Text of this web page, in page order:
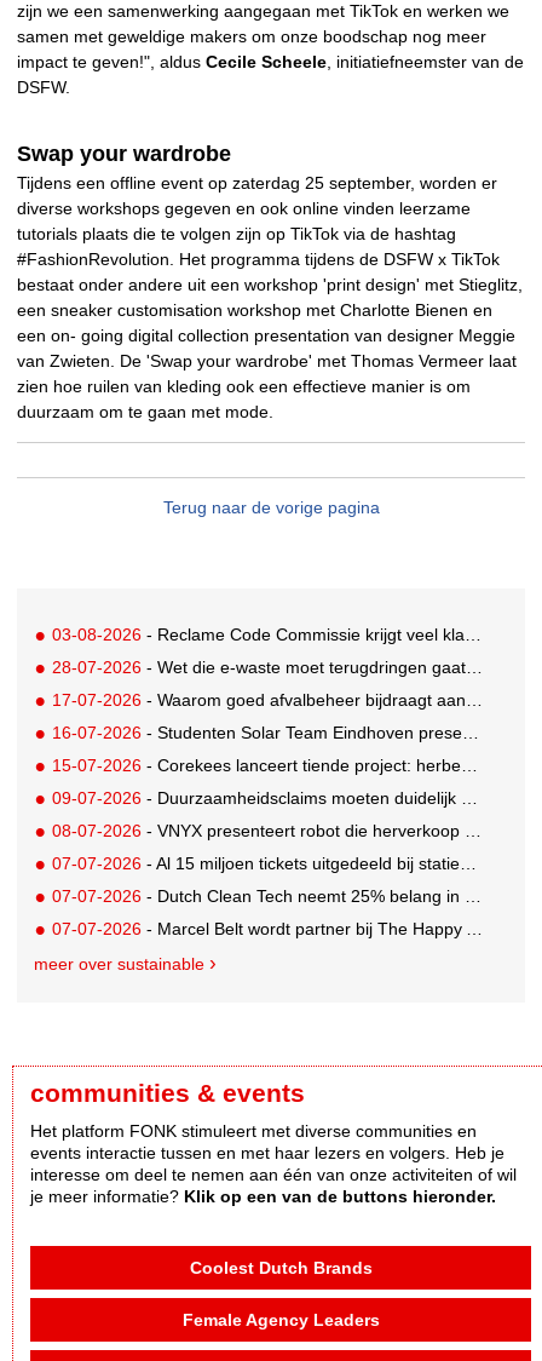
zijn we een samenwerking aangegaan met TikTok en werken we
samen met geweldige makers om onze boodschap nog meer
impact te geven!", aldus Cecile Scheele , initiatiefneemster van de
DSFW.
Swap your wardrobe
Tijdens een offline event op zaterdag 25 september, worden er
diverse workshops gegeven en ook online vinden leerzame
tutorials plaats die te volgen zijn op TikTok via de hashtag
#FashionRevolution. Het programma tijdens de DSFW x TikTok
bestaat onder andere uit een workshop 'print design' met Stieglitz,
een sneaker customisation workshop met Charlotte Bienen en
een on- going digital collection presentation van designer Meggie
van Zwieten. De 'Swap your wardrobe' met Thomas Vermeer laat
zien hoe ruilen van kleding ook een effectieve manier is om
duurzaam om te gaan met mode.
Terug naar de vorige pagina
03-08-2026 - Reclame Code Commissie krijgt veel klachten over duurzaamheidsclaims
28-07-2026 - Wet die e-waste moet terugdringen gaat in, maar veel Nederlanders hebben er nog nooit van gehoord
17-07-2026 - Waarom goed afvalbeheer bijdraagt aan een professionelere bedrijfsvoering
16-07-2026 - Studenten Solar Team Eindhoven presenteren 's werelds eerste zonne-ambulance
15-07-2026 - Corekees lanceert tiende project: herbebossing met koffie
09-07-2026 - Duurzaamheidsclaims moeten duidelijk en controleerbaar zijn vanaf 27 september
08-07-2026 - VNYX presenteert robot die herverkoop van kleding vergemakkelijkt
07-07-2026 - Al 15 miljoen tickets uitgedeeld bij statiegeldwinactie met Tikkie
07-07-2026 - Dutch Clean Tech neemt 25% belang in bijna honderd jaar oud drinkwaterbedrijf in Guatemala
07-07-2026 - Marcel Belt wordt partner bij The Happy Activist
meer over sustainable
communities & events
Het platform FONK stimuleert met diverse communities en
events interactie tussen en met haar lezers en volgers. Heb je
interesse om deel te nemen aan één van onze activiteiten of wil
je meer informatie? Klik op een van de buttons hieronder.
Coolest Dutch Brands
Female Agency Leaders